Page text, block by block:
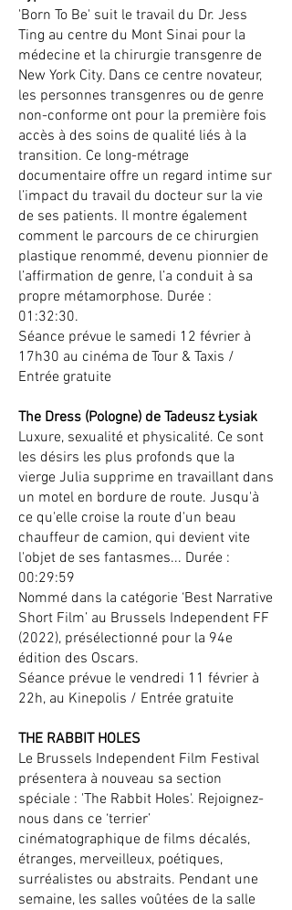
'Born To Be' suit le travail du Dr. Jess
Ting au centre du Mont Sinai pour la
médecine et la chirurgie transgenre de
New York City. Dans ce centre novateur,
les personnes transgenres ou de genre
non-conforme ont pour la première fois
accès à des soins de qualité liés à la
transition. Ce long-métrage
documentaire offre un regard intime sur
l’impact du travail du docteur sur la vie
de ses patients. Il montre également
comment le parcours de ce chirurgien
plastique renommé, devenu pionnier de
l’affirmation de genre, l’a conduit à sa
propre métamorphose. Durée :
01:32:30.
Séance prévue le samedi 12 février à
17h30 au cinéma de Tour & Taxis /
Entrée gratuite
The Dress (Pologne) de Tadeusz Łysiak
Luxure, sexualité et physicalité. Ce sont
les désirs les plus profonds que la
vierge Julia supprime en travaillant dans
un motel en bordure de route. Jusqu'à
ce qu'elle croise la route d'un beau
chauffeur de camion, qui devient vite
l'objet de ses fantasmes... Durée :
00:29:59
Nommé dans la catégorie ‘Best Narrative
Short Film’ au Brussels Independent FF
(2022), présélectionné pour la 94e
édition des Oscars.
Séance prévue le vendredi 11 février à
22h, au Kinepolis / Entrée gratuite
THE RABBIT HOLES
Le Brussels Independent Film Festival
présentera à nouveau sa section
spéciale : 'The Rabbit Holes'. Rejoignez-
nous dans ce ‘terrier’
cinématographique de films décalés,
étranges, merveilleux, poétiques,
surréalistes ou abstraits. Pendant une
semaine, les salles voûtées de la salle